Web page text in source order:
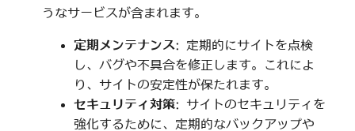
うなサービスが含まれます。
定期メンテナンス: 定期的にサイトを点検
し、バグや不具合を修正します。これによ
り、サイトの安定性が保たれます。
セキュリティ対策: サイトのセキュリティを
強化するために、定期的なバックアップや